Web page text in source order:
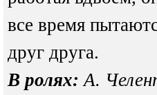
все время
друг друга.
В ролях:А.